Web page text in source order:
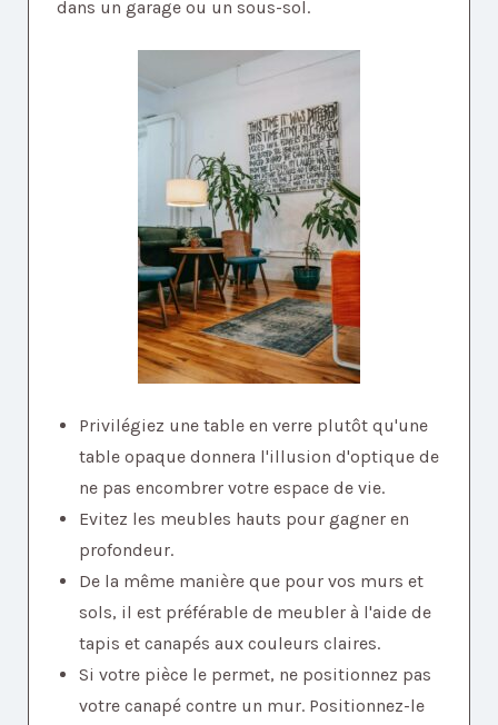
dans un garage ou un sous-sol.
Privilégiez une table en verre plutôt qu'une
table opaque donnera l'illusion d'optique de
ne pas encombrer votre espace de vie.
Evitez les meubles hauts pour gagner en
profondeur.
De la même manière que pour vos murs et
sols, il est préférable de meubler à l'aide de
tapis et canapés aux couleurs claires.
Si votre pièce le permet, ne positionnez pas
votre canapé contre un mur. Positionnez-le